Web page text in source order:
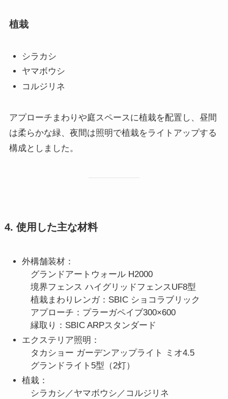
植栽
シラカシ
ヤマボウシ
コルジリネ
アプローチまわりや庭スペースに植栽を配置し、昼間
は柔らかな緑、夜間は照明で植栽をライトアップする
構成としました。
4. 使用した主な材料
外構舗装材：
グランドアートウォール H2000
境界フェンス ハイグリッドフェンスUF8型
植栽まわりレンガ：SBIC ショコラブリック
アプローチ：プラーガペイブ300×600
縁取り：SBIC ARPスタンダード
エクステリア照明：
タカショー ガーデンアップライト ミオ4.5
グランドライト5型（2灯）
植栽：
シラカシ／ヤマボウシ／コルジリネ